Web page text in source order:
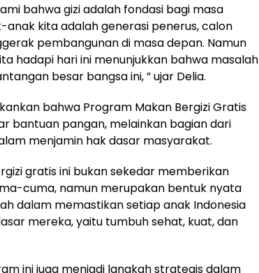
bahwa gizi adalah fondasi bagi masa
anak kita adalah generasi penerus, calon
pembangunan di masa depan. Namun
hadapi hari ini menunjukkan bahwa masalah
besar bangsa ini, ” ujar Delia.
bahwa Program Makan Bergizi Gratis
bantuan pangan, melainkan bagian dari
menjamin hak dasar masyarakat.
gratis ini bukan sekedar memberikan
cuma, namun merupakan bentuk nyata
dalam memastikan setiap anak Indonesia
mereka, yaitu tumbuh sehat, kuat, dan
ini juga menjadi langkah strategis dalam